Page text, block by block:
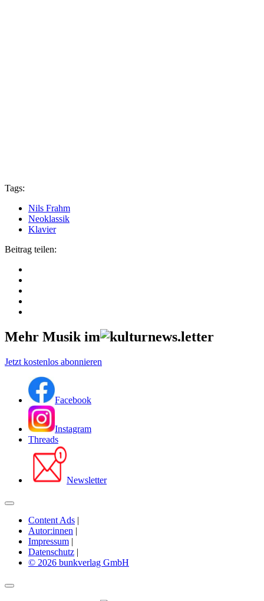
Tags:
Nils Frahm
Neoklassik
Klavier
Beitrag teilen:
Mehr Musik im
Jetzt kostenlos abonnieren
Facebook
Instagram
Threads
Newsletter
Content Ads |
Autor:innen |
Impressum |
Datenschutz |
© 2026 bunkverlag GmbH